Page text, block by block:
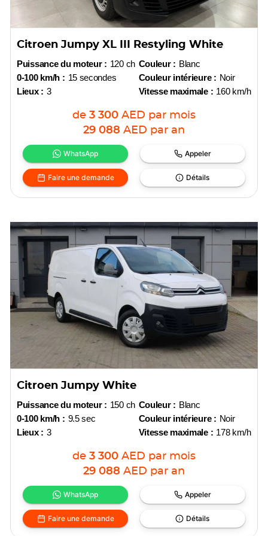
Citroen Jumpy XL III Restyling White
Puissance du moteur : 120 ch
0-100 km/h : 15 secondes
Lieux : 3
Couleur : Blanc
Couleur intérieure : Noir
Vitesse maximale : 160 km/h
de 3 300 AED par mois
29 088 AED par an
WhatsApp Appeler
Faire une demande Détails
Citroen Jumpy White
Puissance du moteur : 150 ch
0-100 km/h : 9.5 sec
Lieux : 3
Couleur : Blanc
Couleur intérieure : Noir
Vitesse maximale : 178 km/h
de 3 300 AED par mois
29 088 AED par an
WhatsApp Appeler
Faire une demande Détails